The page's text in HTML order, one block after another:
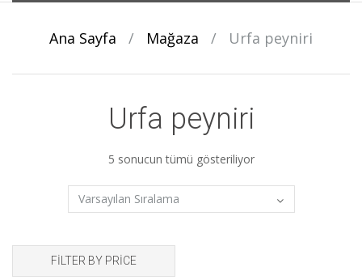
Ana Sayfa / Mağaza / Urfa peyniri
Urfa peyniri
5 sonucun tümü gösteriliyor
FILTER BY PRICE